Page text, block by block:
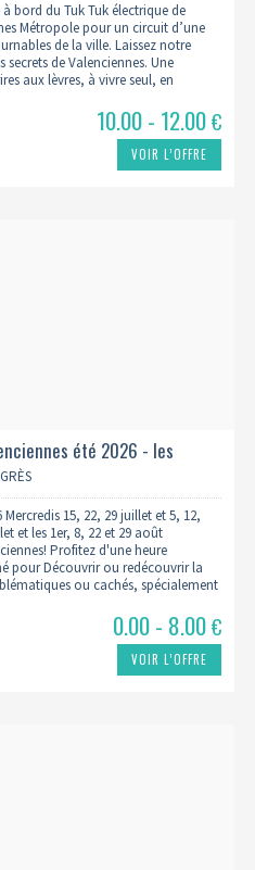
bord du Tuk Tuk électrique de
Métropole pour un circuit d’une
de la ville. Laissez notre
de Valenciennes. Une
aux lèvres, à vivre seul, en
10.00 - 12.00€
VOIR L’OFFRE
été 2026 - les
guide
15, 22, 29 juillet et 5, 12,
et les 1er, 8, 22 et 29 août
Profitez d'une heure
pour Découvrir ou redécouvrir la
ou cachés, spécialement
0.00 - 8.00€
VOIR L’OFFRE